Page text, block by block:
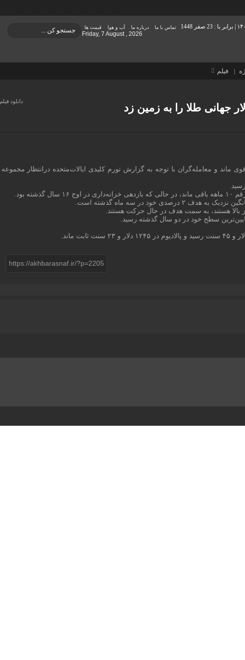
قیمت ها آب و هوا درباره ما تماس با ما
Friday, 7 August , 2026
فیلم
دانلود
جهانی طلا را به زمین زد
ماند و معامله‌گران با توجه به گزارش تورم کلیدی ایالات‌متحده درانتظار مجموعه‌
بالا هستند، به سمت هدف در حال حرکت هستند.
سطح خود در دو سال گذشته رسید.
https://akhbarasnaf.ir/?p=2205